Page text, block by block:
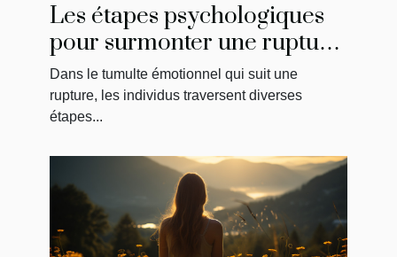
Les étapes psychologiques
pour surmonter une rupture
et reconquérir son ancien
amour
Dans le tumulte émotionnel qui suit une
rupture, les individus traversent diverses
étapes...